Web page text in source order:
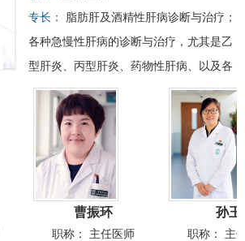
专长：
脂肪肝及酒精性肝病诊断与治疗；
各种急慢性肝病的诊断与治疗，尤其是乙
型肝炎、丙型肝炎、药物性肝病、以及各
种病因肝硬化和肝癌
出诊： 星期二 上午 星期四 下午
星期
五 上午
曹振环
职称： 主任医师
孙玉
职称： 主